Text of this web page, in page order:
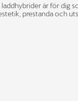
laddhybrider är för dig
prestanda och